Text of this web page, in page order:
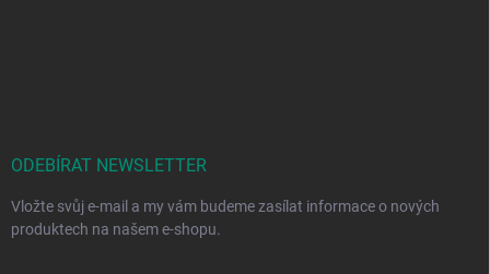
ODEBÍRAT NEWSLETTER
Vložte svůj e-mail a my vám budeme zasílat informace o nových
produktech na našem e-shopu.